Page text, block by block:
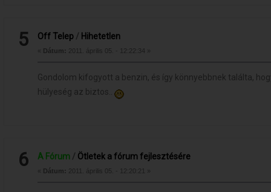
5 Off Telep / Hihetetlen
« Dátum: 2011. április 05. - 12:22:34 »
Gondolom kifogyott a benzin, és így könnyebbnek találta,
hülyeség az biztos..
6 A Fórum / Ötletek a fórum fejlesztésére
« Dátum: 2011. április 05. - 12:20:21 »